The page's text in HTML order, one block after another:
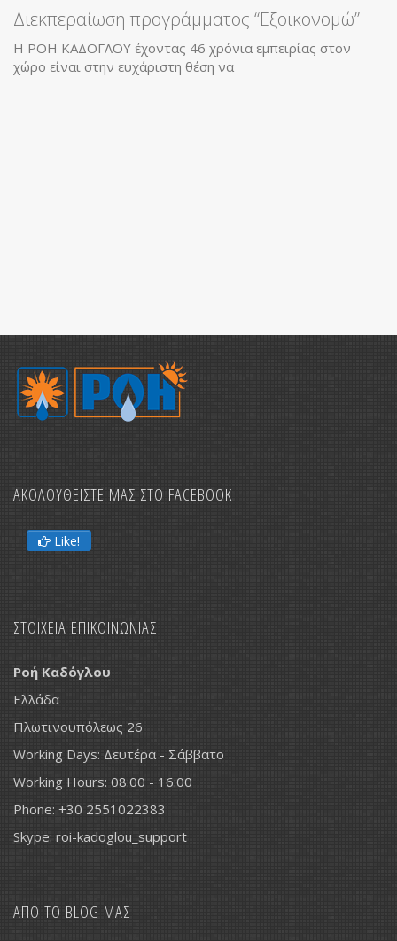
προγράμματος “Εξοικονομώ”
έχοντας 46 χρόνια εμπειρίας στον
στην ευχάριστη θέση να
ΑΚΟΛΟΥΘΕΙΣΤΕ ΜΑΣ ΣΤΟ FACEBOOK
Like!
ΣΤΟΙΧΕΙΑ ΕΠΙΚΟΙΝΩΝΙΑΣ
Ροή Καδόγλου
Ελλάδα
Πλωτινουπόλεως 26
Working Days: Δευτέρα - Σάββατο
Working Hours: 08:00 - 16:00
Phone: +30 2551022383
Skype: roi-kadoglou_support
ΑΠΟ ΤΟ BLOG ΜΑΣ